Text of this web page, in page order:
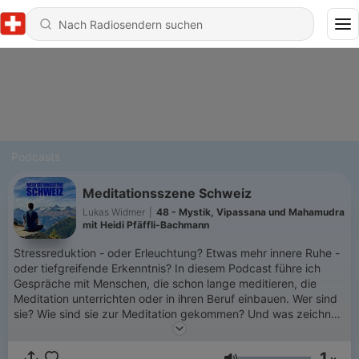
Meditationsszene Schweiz
Lukas Widmer
48 - Mystik, Vipassana und Mahamudra
mit Heidi Pfäffli-Bachmann
Stressreduktion - oder Erleuchtung? Etwas mehr innere Ruhe -
oder tiefgreifende Erkenntnis? In diesem Podcast führe ich
Gespräche mit Menschen, die schon lange meditieren, die
Meditation unterrichten oder in ihren Beruf einbauen. Wer sind
sie? Wie sind sie zur Meditation gekommen? Und was zeichnet
ihre Praxis aus? Viele der Gäste haben einen buddhistischen